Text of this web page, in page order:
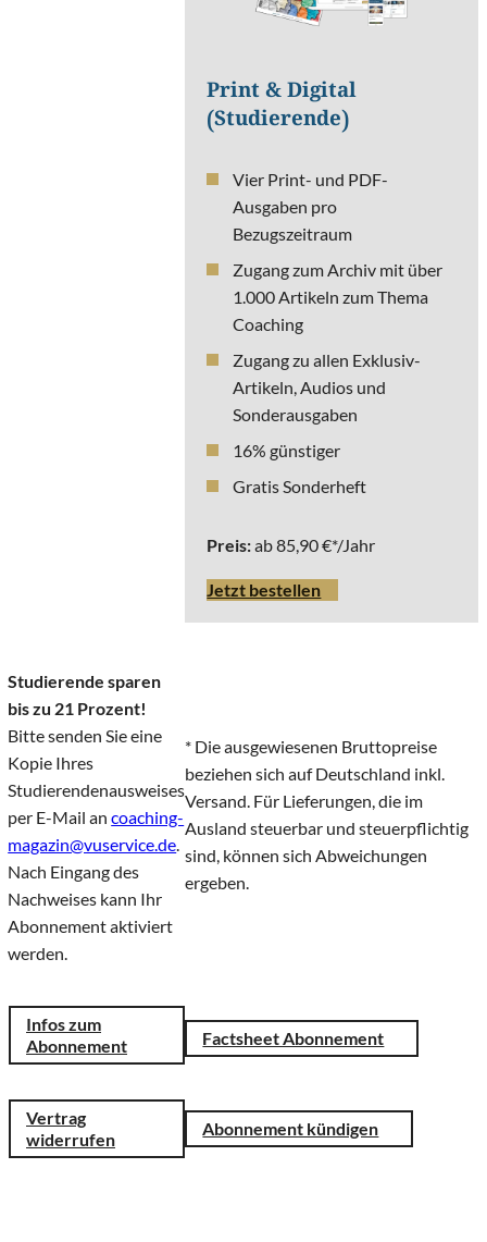
Print & Digital
(Studierende)
Vier Print- und PDF-
Ausgaben pro
Bezugszeitraum
Zugang zum Archiv mit über
1.000 Artikeln zum Thema
Coaching
Zugang zu allen Exklusiv-
Artikeln, Audios und
Sonderausgaben
16% günstiger
Gratis Sonderheft
Preis:ab 85,90 €*/Jahr
Jetzt bestellen
Studierende sparen
bis zu 21 Prozent!
Bitte senden Sie eine
Kopie Ihres
Studierendenausweises
per E-Mail ancoaching-
magazin@vuservice.de.
Nach Eingang des
Nachweises kann Ihr
Abonnement aktiviert
werden.
* Die ausgewiesenen Bruttopreise
beziehen sich auf Deutschland inkl.
Versand. Für Lieferungen, die im
Ausland steuerbar und steuerpflichtig
sind, können sich Abweichungen
ergeben.
Infos zum
Abonnement
Factsheet Abonnement
Vertrag
widerrufen
Abonnement kündigen